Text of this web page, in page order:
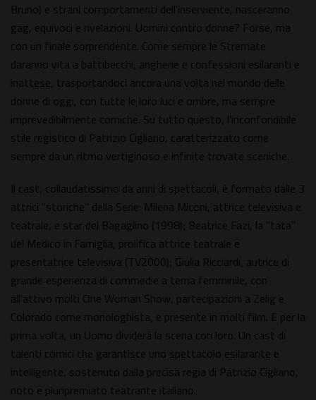
Bruno) e strani comportamenti dell'inserviente, nasceranno
gag, equivoci e rivelazioni. Uomini contro donne? Forse, ma
con un finale sorprendente. Come sempre le Stremate
daranno vita a battibecchi, angherie e confessioni esilaranti e
inattese, trasportandoci ancora una volta nel mondo delle
donne di oggi, con tutte le loro luci e ombre, ma sempre
imprevedibilmente comiche. Su tutto questo, l'inconfondibile
stile registico di Patrizio Cigliano, caratterizzato come
sempre da un ritmo vertiginoso e infinite trovate sceniche.
Il cast, collaudatissimo da anni di spettacoli, è formato dalle 3
attrici "storiche" della Serie: Milena Miconi, attrice televisiva e
teatrale, e star del Bagaglino (1998); Beatrice Fazi, la "tata"
del Medico in Famiglia, prolifica attrice teatrale e
presentatrice televisiva (TV2000); Giulia Ricciardi, autrice di
grande esperienza di commedie a tema femminile, con
all'attivo molti One Woman Show, partecipazioni a Zelig e
Colorado come monologhista, e presente in molti film. E per la
prima volta, un Uomo dividerà la scena con loro. Un cast di
talenti comici che garantisce uno spettacolo esilarante e
intelligente, sostenuto dalla precisa regia di Patrizio Cigliano,
noto e pluripremiato teatrante italiano.